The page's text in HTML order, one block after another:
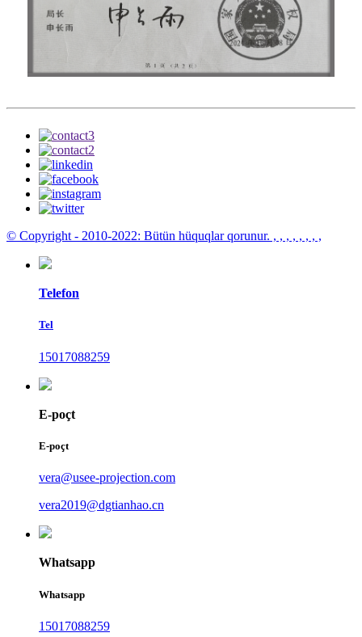
© Copyright - 2010-2022: Bütün hüquqlar qorunur. , , , , , , , ,
Telefon
Tel
15017088259
E-poçt
E-poçt
vera@usee-projection.com
vera2019@dgtianhao.cn
Whatsapp
Whatsapp
15017088259